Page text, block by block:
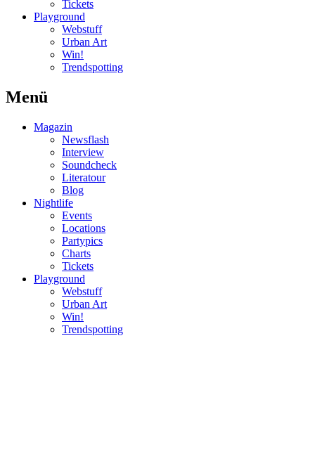
Tickets
Playground
Webstuff
Urban Art
Win!
Trendspotting
Menü
Magazin
Newsflash
Interview
Soundcheck
Literatour
Blog
Nightlife
Events
Locations
Partypics
Charts
Tickets
Playground
Webstuff
Urban Art
Win!
Trendspotting